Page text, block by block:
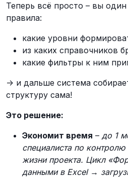
Теперь всё просто – вы
правила:
какие уровни
из каких справочников
какие фильтры к ним
-> и дальше система
структуру сама!
Это решение:
Экономит время – до 1
специалиста по
жизни проекта. Цикл
данными в Excel →